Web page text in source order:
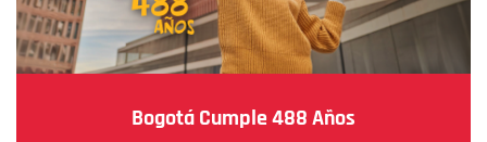
Bogotá Cumple 488 Años